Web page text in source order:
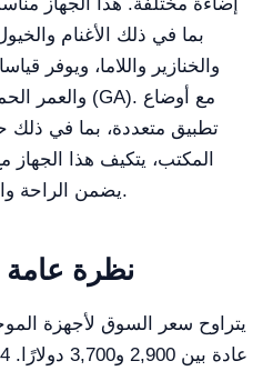
بما في ذلك الأغنام
والخنازير واللاما، ويوفر
تطبيق متعددة، بما في ذلك
المكتب، يتكيف هذا
يضمن الراحة والتنوع للمحترفين البيطريين.
نظرة
يتراوح سعر السوق لأجهزة